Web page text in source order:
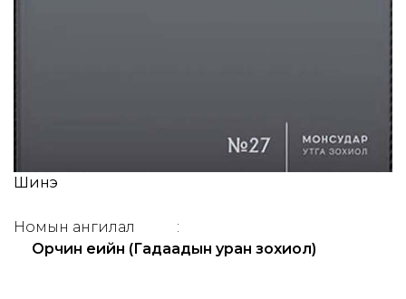
Шинэ
Номын ангилал
:
Орчин үеийн (Гадаадын уран зохиол)